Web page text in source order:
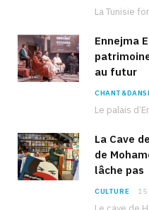
Ennejma
au futur
La Cave
de
lâche pas
CULTURE 15